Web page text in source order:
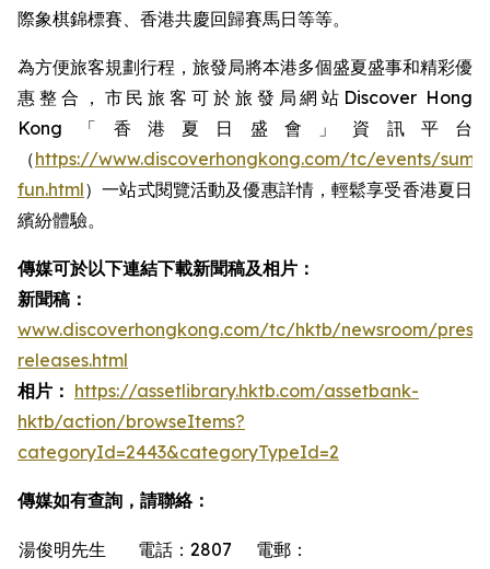
際象棋錦標賽、香港共慶回歸賽馬日等等。 ​
為方便旅客規劃行程，旅發局將本港多個盛夏盛事和精彩優
惠整合，市民旅客可於旅發局網站Discover Hong
Kong「香港夏日盛會」資訊平台
（https://www.discoverhongkong.com/tc/events/
fun.html）一站式閱覽活動及優惠詳情，輕鬆享受香港夏日
繽紛體驗。
傳媒可於以下連結下載新聞稿及相片：
新聞稿：
www.discoverhongkong.com/tc/hktb/newsroom/press-
releases.html
相片： https://assetlibrary.hktb.com/assetbank-
hktb/action/browseItems?
categoryId=2443&categoryTypeId=2
傳媒如有查詢，請聯絡：
湯俊明先生
電話：2807
電郵：